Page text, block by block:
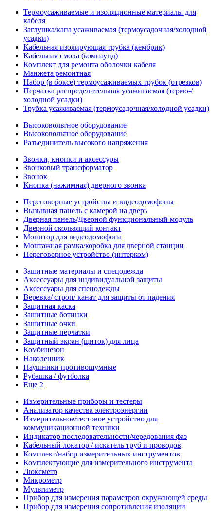
Термоусаживаемые и изоляционные материалы для
кабеля
Заглушка/капа усаживаемая (термоусадочная/холодной
усадки)
Кабельная изолирующая трубка (кембрик)
Кабельная смола (компаунд)
Комплект для ремонта оболочки кабеля
Манжета ремонтная
Набор (в боксе) термоусаживаемых трубок (отрезков)
Перчатка распределительная усаживаемая (термо-/
холодной усадки)
Трубка усаживаемая (термоусадочная/холодной усадки)
Высоковольтное оборудование
Высоковольтное оборудование
Разъединитель высокого напряжения
Звонки, кнопки и аксессуры
Звонковый трансформатор
Звонок
Кнопка (нажимная) дверного звонка
Переговорные устройства и видеодомофоны
Вызывная панель с камерой на дверь
Дверная панель/Дверной функциональный модуль
Дверной скользящий контакт
Монитор для видеодомофона
Монтажная рамка/коробка для дверной станции
Переговорное устройство (интерком)
Защитные материалы и спецодежда
Аксессуары для индивидуальной защиты
Аксессуары для спецодежды
Веревка/ строп/ канат для защиты от падения
Защитная каска
Защитные ботинки
Защитные очки
Защитные перчатки
Защитный экран (щиток) для лица
Комбинезон
Наколенник
Наушники противошумные
Рубашка / футболка
Еще 2
Измерительные приборы и тестеры
Анализатор качества электроэнергии
Измерительное/тестовое устройство для
коммуникационной техники
Индикатор последовательности/чередования фаз
Кабельный локатор / искатель труб и проводов
Комплект/набор измерительных инструментов
Комплектующие для измерительного инструмента
Люксметр
Микрометр
Мультиметр
Прибор для измерения параметров окружающей среды
Прибор для измерения сопротивления изоляции